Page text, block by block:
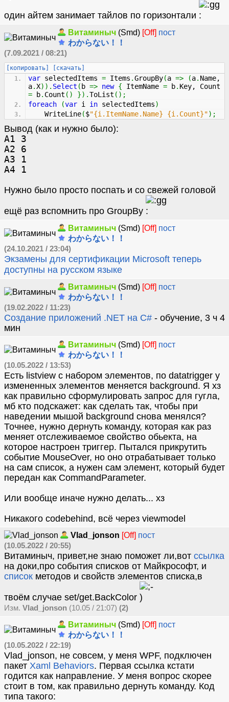
один айтем занимает тайлов по горизонтали
Витаминыч (Smd) [Off] пост
わからない！！
(7.09.2021 / 08:21)
[копировать] [скачать]
var selectedItems = Items .GroupBy(a => (a. Name,
a.X) ) . Select ( b => new { ItemName = b. Key, Count
= b. Count ( ) }) .ToList ( ) ;
foreach
(var i in selectedItems)
WriteLine($"{i.ItemName.Name} {i.Count}") ;
Вывод (как и нужно было):
А1 3
А2 6
А3 1
А4 1
Нужно было просто поспать и со свежей головой
ещё раз вспомнить про GroupBy
Витаминыч (Smd) [Off] пост
わからない！！
(24.10.2021 / 23:04)
Экзамены для сертификации Microsoft теперь
доступны на русском языке
Витаминыч (Smd) [Off] пост
わからない！！
(19.02.2022 / 11:23)
Создание приложений .NET на C# - обучение, 3 ч 4
мин
Витаминыч (Smd) [Off] пост
わからない！！
(10.05.2022 / 13:53)
Есть listview с набором элементов, по datatrigger у
измененных элементов меняется background. Я хз
как правильно сформулировать запрос для гугла,
мб кто подскажет: как сделать так, чтобы при
наведении мышой background снова менялся?
Точнее, нужно дернуть команду, которая как раз
меняет отслеживаемое свойство обьекта, на
которое настроен триггер. Пытался прикрутить
событие MouseOver, но оно отрабатывает только
на сам список, а нужен сам элемент, который будет
передан как CommandParameter.
Или вообще иначе нужно делать... хз
Никакого codebehind, всё через viewmodel
Vlad_jonson [Off] пост
(10.05.2022 / 20:55)
Витаминыч, привет,не знаю поможет ли,вот ссылка
на доки,про события списков от Майкрософт, и
список методов и свойств элементов списка,в
твоём случае set/get.BackColor
Изм. Vlad_jonson (10.05 / 21:07) (2)
Витаминыч (Smd) [Off] пост
わからない！！
(10.05.2022 / 22:19)
Vlad_jonson, не совсем, у меня WPF, подключен
пакет Xaml Behaviors. Первая ссылка кстати
годится как направление. У меня вопрос скорее
стоит в том, как правильно дернуть команду. Код
типа такого: